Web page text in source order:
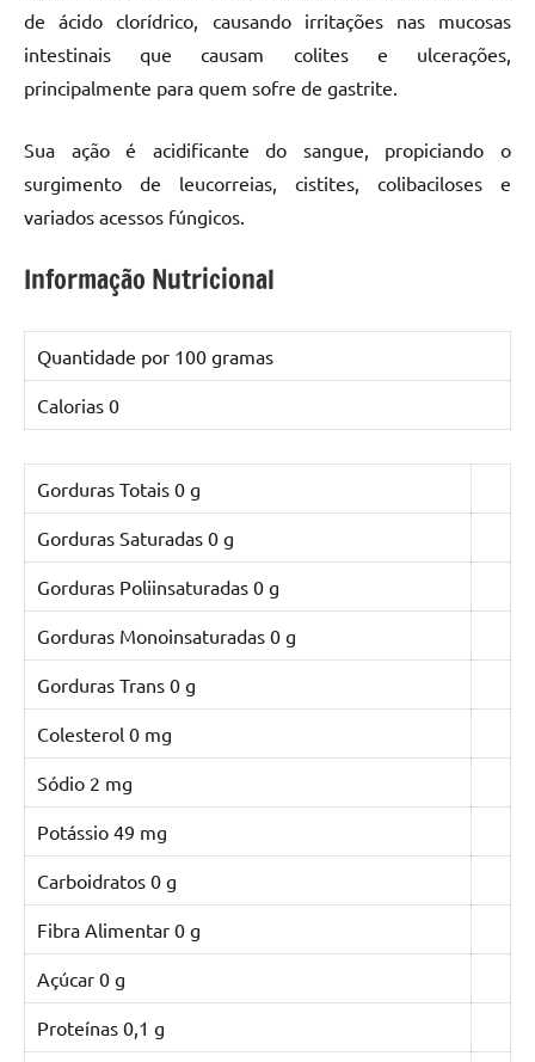
de ácido clorídrico, causando irritações nas mucosas
intestinais que causam colites e ulcerações,
principalmente para quem sofre de gastrite.
Sua ação é acidificante do sangue, propiciando o
surgimento de leucorreias, cistites, colibaciloses e
variados acessos fúngicos.
Informação Nutricional
Quantidade por 100 gramas
Calorias 0
Gorduras Totais 0 g
Gorduras Saturadas 0 g
Gorduras Poliinsaturadas 0 g
Gorduras Monoinsaturadas 0 g
Gorduras Trans 0 g
Colesterol 0 mg
Sódio 2 mg
Potássio 49 mg
Carboidratos 0 g
Fibra Alimentar 0 g
Açúcar 0 g
Proteínas 0,1 g